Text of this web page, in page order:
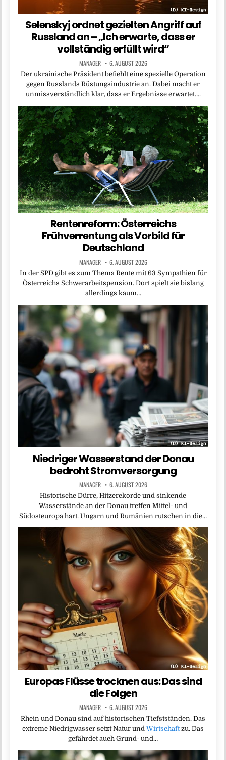
Selenskyj ordnet gezielten Angriff auf
Russland an – „Ich erwarte, dass er
vollständig erfüllt wird“
MANAGER 6. AUGUST 2026
Der ukrainische Präsident befiehlt eine spezielle Operation
gegen Russlands Rüstungsindustrie an. Dabei macht er
unmissverständlich klar, dass er Ergebnisse erwartet….
Rentenreform: Österreichs
Frühverrentung als Vorbild für
Deutschland
MANAGER 6. AUGUST 2026
In der SPD gibt es zum Thema Rente mit 63 Sympathien für
Österreichs Schwerarbeitspension. Dort spielt sie bislang
allerdings kaum…
Niedriger Wasserstand der Donau
bedroht Stromversorgung
MANAGER 6. AUGUST 2026
Historische Dürre, Hitzerekorde und sinkende
Wasserstände an der Donau treffen Mittel- und
Südosteuropa hart. Ungarn und Rumänien rutschen in die…
Europas Flüsse trocknen aus: Das sind
die Folgen
MANAGER 6. AUGUST 2026
Rhein und Donau sind auf historischen Tiefstständen. Das
extreme Niedrigwasser setzt Natur und Wirtschaftzu. Das
gefährdet auch Grund- und…